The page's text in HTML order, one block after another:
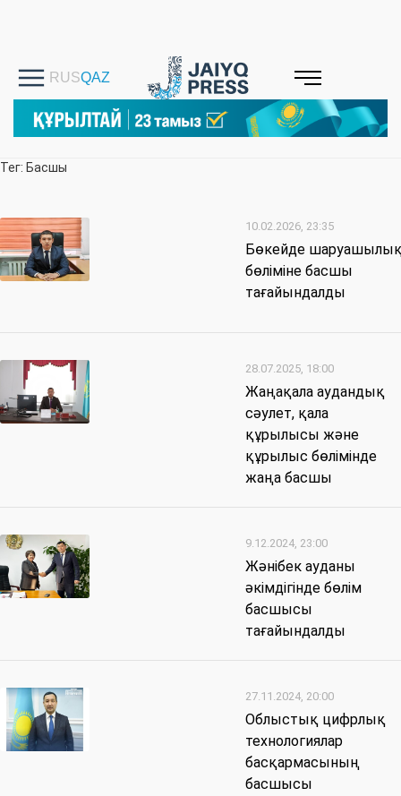
Тег: Басшы
10.02.2026, 23:35
Бөкейде
бөліміне басшы
тағайындалды
28.07.2025, 18:00
Жаңақала аудандық
сәулет, қала
құрылысы және
құрылыс бөлімінде
жаңа басшы
9.12.2024, 23:00
Жәнібек ауданы
әкімдігінде бөлім
басшысы
тағайындалды
27.11.2024, 20:00
Облыстық цифрлық
технологиялар
басқармасының
басшысы